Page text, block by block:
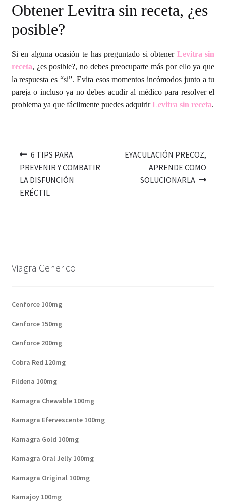
Obtener Levitra sin receta, ¿es
posible?
Si en alguna ocasión te has preguntado si obtener Levitra sin
receta, ¿es posible?, no debes preocuparte más por ello ya que
la respuesta es “si”. Evita esos momentos incómodos junto a tu
pareja o incluso ya no debes acudir al médico para resolver el
problema ya que fácilmente puedes adquirirLevitra sin receta.
6 TIPS PARA
PREVENIR Y COMBATIR
LA DISFUNCIÓN
ERÉCTIL
EYACULACIÓN PRECOZ,
APRENDE COMO
SOLUCIONARLA
Viagra Generico
Cenforce 100mg
Cenforce 150mg
Cenforce 200mg
Cobra Red 120mg
Fildena 100mg
Kamagra Chewable 100mg
Kamagra Efervescente 100mg
Kamagra Gold 100mg
Kamagra Oral Jelly 100mg
Kamagra Original 100mg
Kamajoy 100mg